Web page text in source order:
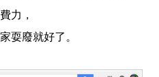
力，
耍廢就好了。